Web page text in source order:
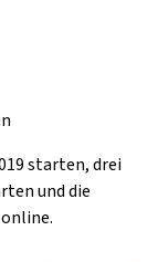
starten, drei
und die